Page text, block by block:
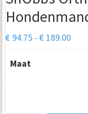
€ 94.75 - € 189.00
Maat